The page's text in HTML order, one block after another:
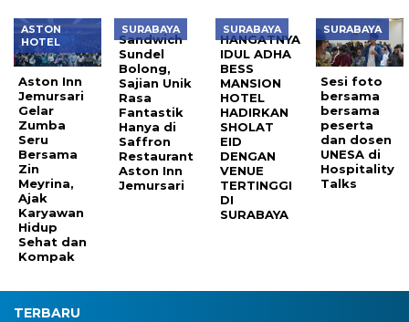
ASTON
HOTEL
Aston Inn
Jemursari
Gelar
Zumba
Seru
Bersama
Zin
Meyrina,
Ajak
Karyawan
Hidup
Sehat dan
Kompak
SURABAYA
Sandwich
Sundel
Bolong,
Sajian Unik
Rasa
Fantastik
Hanya di
Saffron
Restaurant
Aston Inn
Jemursari
SURABAYA
HANGATNYA
IDUL ADHA
BESS
MANSION
HOTEL
HADIRKAN
SHOLAT
EID
DENGAN
VENUE
TERTINGGI
DI
SURABAYA
SURABAYA
Sesi foto
bersama
bersama
peserta
dan dosen
UNESA di
Hospitality
Talks
TERBARU